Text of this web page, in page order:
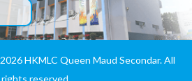
2026 HKMLC Queen Maud Secondar. All